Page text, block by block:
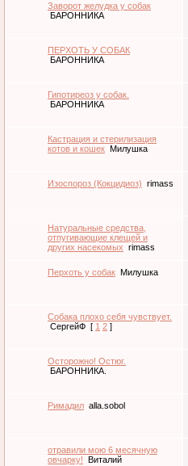
Заворот желудка у собак
БАРОННИКА
ПЕРХОТЬ У СОБАК
БАРОННИКА
Гипотиреоз у собак.
БАРОННИКА
Кастрация и стерилизация
котов и кошек Милушка
Изоспороз (Кокцидиоз) rimass
Натуральные средства,
отпугивающие клещей и
других насекомых rimass
Перхоть у собак Милушка
Собака плохо себя чувствует.
СергейФ [ 1 2 ]
Осторожно! Остюг.
БАРОННИКА.
Римадил alla.sobol
отравили мою 6 месячную
овчарку! Виталий